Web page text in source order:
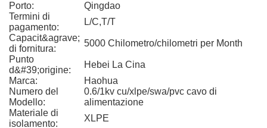
Porto:
Qingdao
Termini di
pagamento:
L/C,T/T
Capacit&agrave;
di fornitura:
5000 Chilometro/chilometri per Month
Punto
d&#39;origine:
Hebei La Cina
Marca:
Haohua
Numero del
Modello:
0.6/1kv cu/xlpe/swa/pvc cavo di
alimentazione
Materiale di
isolamento:
XLPE